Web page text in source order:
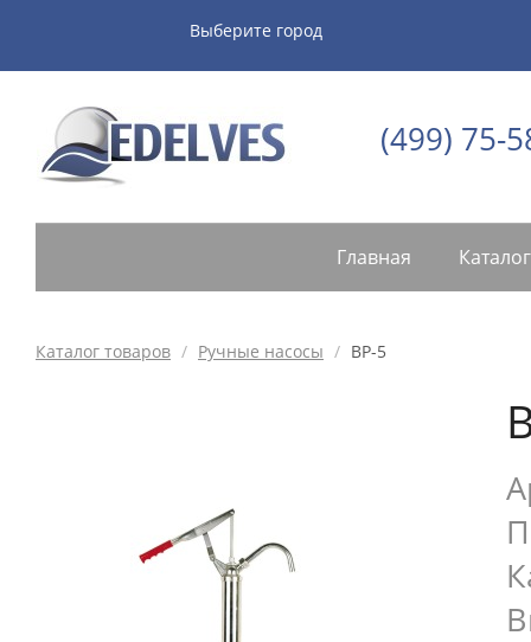
Выберите город
(499) 75-
Главная
Каталог товаров / Ручные насосы / BP-5